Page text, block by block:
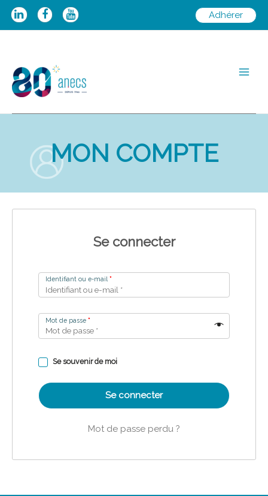
Aller
Adhérer
MON COMPTE
Se connecter
Identifiant ou e-mail *
Mot de passe *
Se souvenir de moi
Se connecter
Mot de passe perdu ?